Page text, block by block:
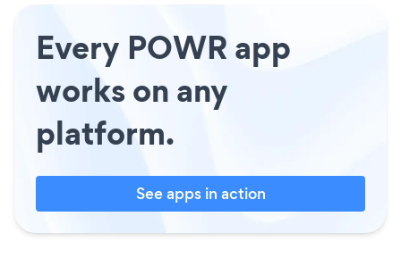
Every POWR app
works on any
platform.
See apps in action